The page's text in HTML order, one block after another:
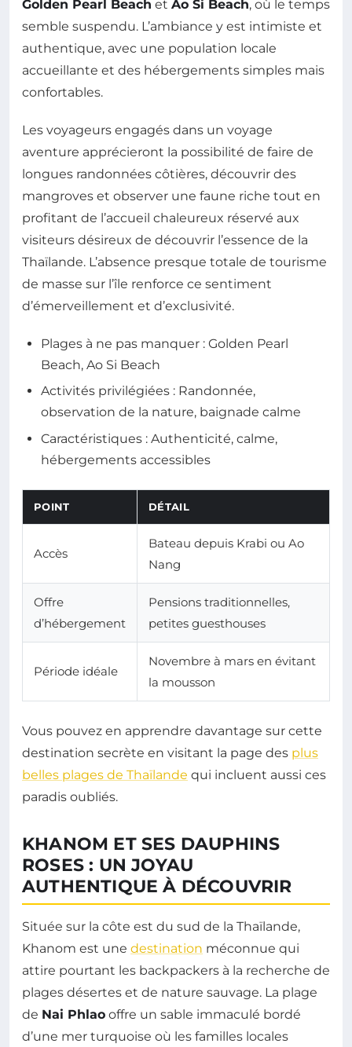
Golden Pearl Beach et Ao Si Beach, où le temps
semble suspendu. L’ambiance y est intimiste et
authentique, avec une population locale
accueillante et des hébergements simples mais
confortables.
Les voyageurs engagés dans un voyage
aventure apprécieront la possibilité de faire de
longues randonnées côtières, découvrir des
mangroves et observer une faune riche tout en
profitant de l’accueil chaleureux réservé aux
visiteurs désireux de découvrir l’essence de la
Thaïlande. L’absence presque totale de tourisme
de masse sur l’île renforce ce sentiment
d’émerveillement et d’exclusivité.
Plages à ne pas manquer : Golden Pearl
Beach, Ao Si Beach
Activités privilégiées : Randonnée,
observation de la nature, baignade calme
Caractéristiques : Authenticité, calme,
hébergements accessibles
POINT DÉTAIL
Accès
Bateau depuis Krabi ou Ao
Nang
Offre
d’hébergement
Pensions traditionnelles,
petites guesthouses
Période idéale
Novembre à mars en évitant
la mousson
Vous pouvez en apprendre davantage sur cette
destination secrète en visitant la page des plus
belles plages de Thaïlande qui incluent aussi ces
paradis oubliés.
KHANOM ET SES DAUPHINS
ROSES : UN JOYAU
AUTHENTIQUE À DÉCOUVRIR
Située sur la côte est du sud de la Thaïlande,
Khanom est une destination méconnue qui
attire pourtant les backpackers à la recherche de
plages désertes et de nature sauvage. La plage
de Nai Phlao offre un sable immaculé bordé
d’une mer turquoise où les familles locales